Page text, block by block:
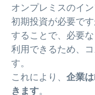
オンプレミスのイ
初期投資が必要で
することで、必要
利用できるため、
す。
これにより、企業
きます。